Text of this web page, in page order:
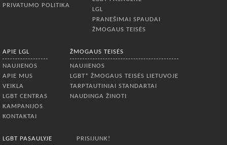
PRIVATUMO POLITIKA
LGL
PRANEŠIMAI SPAUDAI
ŽMOGAUS TEISĖS
APIE LGL
NAUJIENOS
APIE MUS
VEIKLA
LGBT CENTRAS
KAMPANIJOS
KONTAKTAI
ŽMOGAUS TEISĖS
NAUJIENOS
LGBT* ŽMOGAUS TEISĖS LIETUVOJE
TARPTAUTINIAI STANDARTAI
NAUDINGA ŽINOTI
LGBT PASAULYJE
PRISIJUNK!